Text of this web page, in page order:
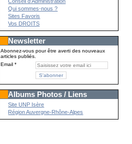
Qui sommes-nous ?
Sites Favoris
Vos DROITS
Newsletter
Abonnez-vous pour être averti des nouveaux
articles publiés.
Email
Albums Photos / Liens
Site UNP Isère
Région Auvergne-Rhône-Alpes